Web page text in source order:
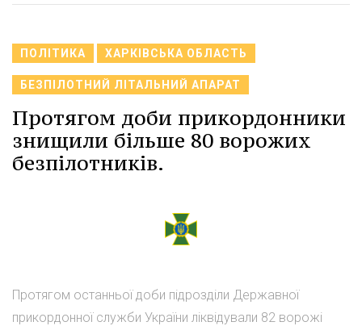
ПОЛІТИКА ХАРКІВСЬКА ОБЛАСТЬ
БЕЗПІЛОТНИЙ ЛІТАЛЬНИЙ АПАРАТ
Протягом доби прикордонники
знищили більше 80 ворожих
безпілотників.
Протягом останньої доби підрозділи Державної
прикордонної служби України ліквідували 82 ворожі